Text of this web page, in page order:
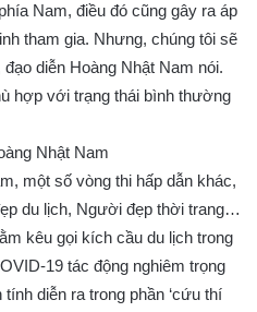
Nam, điều đó cũng gây ra áp
tham gia. Nhưng, chúng tôi sẽ
diễn Hoàng Nhật Nam nói.
Nhật Nam
một số vòng thi hấp dẫn khác,
du lịch, Người đẹp thời trang…
kêu gọi kích cầu du lịch trong
19 tác động nghiêm trọng
diễn ra trong phần ‘cứu thí